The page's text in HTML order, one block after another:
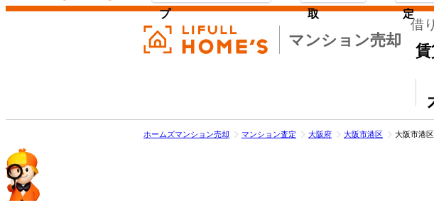
マンション売却
借
プ 取 定
ホームズマンション売却 マンション査定 大阪府 大阪市港区 大阪市港